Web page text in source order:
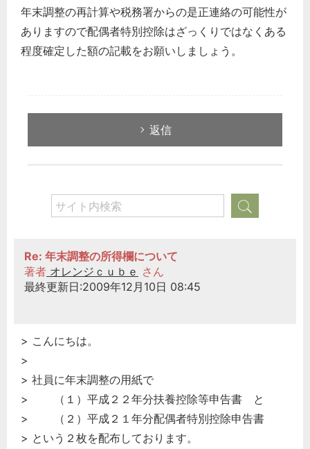
年末調整の再計算や税務署からの是正連絡の可能性が
ありますので配偶者特別控除はざっくりではなくある
程度確定した額の記載をお願いしましょう。
返信
Re: 年末調整の所得欄について
著者 オレンジｃｕｂｅ さん
最終更新日:2009年12月10日 08:45
> こんにちは。
>
> 社員に年末調整の用紙で
> （１）平成２２年分扶養控除等申告書 と
> （２）平成２１年分配偶者特別控除申告書
> という２枚を配布しております。